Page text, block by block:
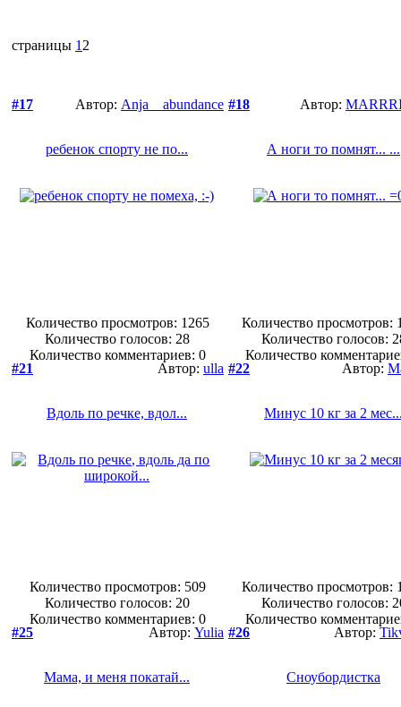
страницы 1 2
#17 Автор: Anja__abundance
ребенок спорту не по...
Количество просмотров: 1265
Количество голосов: 28
Количество комментариев: 0
#18 Автор:
А ноги то помнят... ...
Количество просмотров:
Количество голосов:
Количество
#21
Автор: ulla
Вдоль по речке, вдол...
Количество просмотров: 509
Количество голосов: 20
Количество комментариев: 0
#22 Автор:
Минус 10 кг за 2
Количество просмотров:
Количество голосов:
Количество
#25
Автор: Yulia
Мама, и меня покатай...
#26 Автор:
Сноубордистка